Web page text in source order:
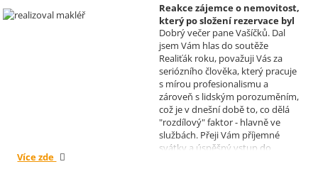
Reakce zájemce o nemovitost,
který po složení rezervace byl
nucen od koupi odstoupit.
Realizoval makléř: David
Vašíček
Dobrý večer pane Vašíčků. Dal
jsem Vám hlas do soutěže
Realiťák roku, považuji Vás za
seriózního člověka, který pracuje
s mírou profesionalismu a
zároveň s lidským porozuměním,
což je v dnešní době to, co dělá
"rozdílový" faktor - hlavně ve
službách. Přeji Vám příjemné
svátky a úspěšný vstup do
Více zde